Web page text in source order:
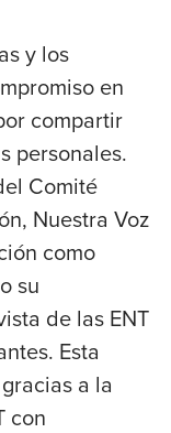
y los
en
compartir
personales.
Comité
Nuestra Voz
como
su
de las ENT
Esta
a la
con